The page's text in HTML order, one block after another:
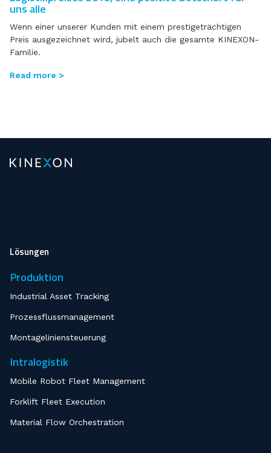
uns alle
Wenn einer unserer Kunden mit einem prestigeträchtigen
Preis ausgezeichnet wird, jubelt auch die gesamte KINEXON-
Familie.
Read more >
Lösungen
Produktion
Industrial Asset Tracking
Prozessflussmanagement
Montageliniensteuerung
Intralogistik
Mobile Robot Fleet Management
Forklift Fleet Execution
Material Flow Orchestration